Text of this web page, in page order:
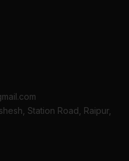
Station Road, Raipur,